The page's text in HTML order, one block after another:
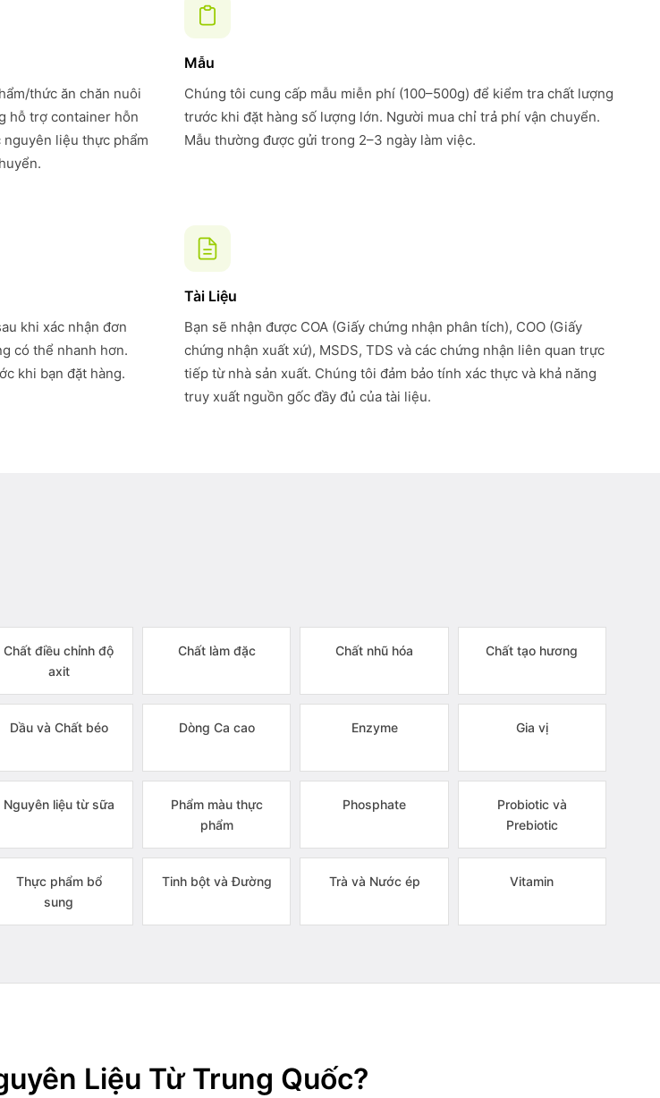
thức ăn chăn nuôi
hỗ trợ container hỗn
liệu thực phẩm
Mẫu
Chúng tôi cung cấp mẫu miễn phí (100–500g) để kiểm tra chất lượng
trước khi đặt hàng số lượng lớn. Người mua chỉ trả phí vận chuyển.
Mẫu thường được gửi trong 2–3 ngày làm việc.
khi xác nhận đơn
có thể nhanh hơn.
khi bạn đặt hàng.
Tài Liệu
Bạn sẽ nhận được COA (Giấy chứng nhận phân tích), COO (Giấy
chứng nhận xuất xứ), MSDS, TDS và các chứng nhận liên quan trực
tiếp từ nhà sản xuất. Chúng tôi đảm bảo tính xác thực và khả năng
truy xuất nguồn gốc đầy đủ của tài liệu.
Chất điều chỉnh độ
axit
Chất làm đặc Chất nhũ hóa Chất tạo hương
Dầu và Chất béo Dòng Ca cao Enzyme Gia vị
Nguyên liệu từ sữa
Phẩm màu thực
phẩm
Phosphate
Probiotic và
Prebiotic
Thực phẩm bổ
sung
Tinh bột và Đường Trà và Nước ép Vitamin
Liệu Từ Trung Quốc?